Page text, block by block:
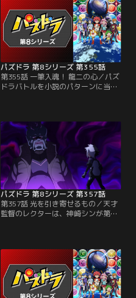
るタイガだが、シュネイガーは突
然、大会が終わったらパズドラをや
めると口にする。タイガは大ショッ
クで……！
パズドラ 第8シリーズ 第355話
第355話 一筆入魂！ 龍二の心／パズ
ドラバトルを小説のパターンに当て
い、自分のパズドラに集中する。盤
面が応えてくれることを信じて誠実
に向き合う龍二を見て、ふとピッツ
はかつての自分を思い出す。
パズドラ 第8シリーズ 第357話
第357話 光を引き寄せるもの／天才
監督のレクターは、神崎シンが第3
通用しないかに見えたが、レクター
の「神書の管理者・メタトロン」の
高い防御力は簡単に崩せない。つい
に試合はターン8までもつれ込む！